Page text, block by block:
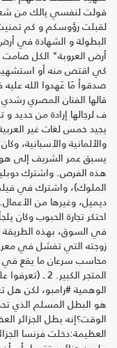
قولت لنفسي يالك من
لقبلت رؤوسكم و كم
البطولة و الشهادة في
أرض العروبة" الكل
كي اقتص منه أو
صدقواْ مَا عَهدوا الله
قالها الفنان المصري رشدي
ف لرجالها إرادة من حديد
يجيد خمس لغات غير
والألمانية والأسبانية،
يسبق عمر الشريف إلى
هذه الفرص. واشترك
الملوك)، واشترك في
احتكر تجارة الحبوب وكان
في السوق، بهذه الطريقة
زوجته التي تفشل في
محاسب سرعان ما يقع في
الوهمية #رامبو، لكن
هو البطل المسلم الذي
الوقت؟إنه بطل الجزائر